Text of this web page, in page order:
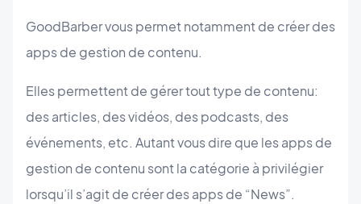
GoodBarber vous permet notamment de créer des
apps de gestion de contenu.
Elles permettent de gérer tout type de contenu:
des articles, des vidéos, des podcasts, des
événements, etc. Autant vous dire que les apps de
gestion de contenu sont la catégorie à privilégier
lorsqu’il s’agit de créer des apps de “News”.